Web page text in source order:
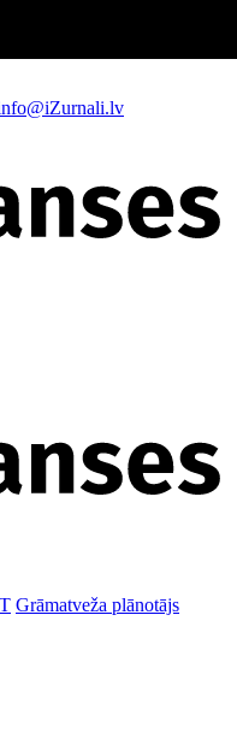
Grāmatveža plānotājs